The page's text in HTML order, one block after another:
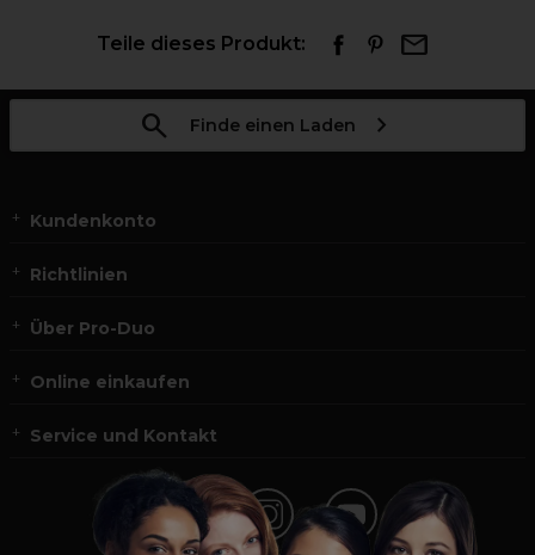
Teile dieses Produkt:
Finde einen Laden
Kundenkonto
Richtlinien
Über Pro-Duo
Online einkaufen
Service und Kontakt